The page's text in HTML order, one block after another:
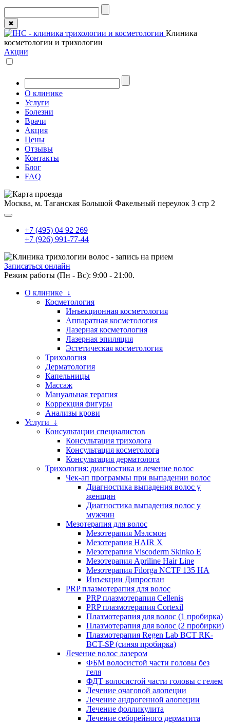
✖
Клиника
косметологии и трихологии
Акции
О клинике
Услуги
Болезни
Врачи
Акция
Цены
Отзывы
Контакты
Блог
FAQ
Москва, м. Таганская Большой Факельный переулок 3 стр 2
+7 (495) 04 92 269
+7 (926) 991-77-44
Записаться онлайн
Режим работы (Пн - Вс): 9:00 - 21:00.
О клинике ↓
Косметология
Инъекционная косметология
Аппаратная косметология
Лазерная косметология
Лазерная эпиляция
Эстетическая косметология
Трихология
Дерматология
Капельницы
Массаж
Мануальная терапия
Коррекция фигуры
Анализы крови
Услуги ↓
Консультации специалистов
Консультация трихолога
Консультация косметолога
Консультация дерматолога
Трихология: диагностика и лечение волос
Чек-ап программы при выпадении волос
Диагностика выпадения волос у
женщин
Диагностика выпадения волос у
мужчин
Мезотерапия для волос
Мезотерапия Мэлсмон
Мезотерапия HAIR X
Мезотерапия Viscoderm Skinko E
Мезотерапия Apriline Hair Line
Мезотерапия Filorga NCTF 135 HA
Инъекции Дипроспан
PRP плазмотерапия для волос
PRP плазмотерапия Cellenis
PRP плазмотерапия Cortexil
Плазмотерапия для волос (1 пробирка)
Плазмотерапия для волос (2 пробирки)
Плазмотерапия Regen Lab BCT RK-
BCT-SP (синяя пробирка)
Лечение волос лазером
ФБМ волосистой части головы без
геля
ФДТ волосистой части головы с гелем
Лечение очаговой алопеции
Лечение андрогенной алопеции
Лечение фолликулита
Лечение себорейного дерматита